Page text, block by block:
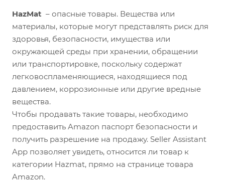
HazMat – опасные товары. Вещества или
материалы, которые могут представлять риск для
здоровья, безопасности, имущества или
окружающей среды при хранении, обращении
или транспортировке, поскольку содержат
легковоспламеняющиеся, находящиеся под
давлением, коррозионные или другие вредные
вещества.
Чтобы продавать такие товары, необходимо
предоставить Amazon паспорт безопасности и
получить разрешение на продажу. Seller Assistant
App позволяет увидеть, относится ли товар к
категории Hazmat, прямо на странице товара
Amazon.